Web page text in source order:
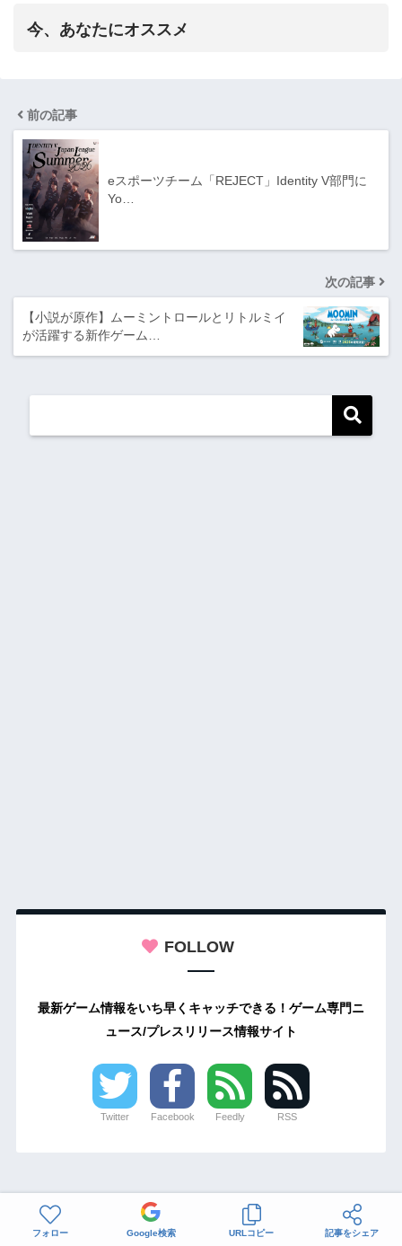
今、あなたにオススメ
前の記事
eスポーツチーム「REJECT」Identity V部門に
Yo…
次の記事
【小説が原作】ムーミントロールとリトルミイ
が活躍する新作ゲーム…
FOLLOW
最新ゲーム情報をいち早くキャッチできる！ゲーム専門ニ
ュース/プレスリリース情報サイト
Twitter Facebook Feedly RSS
フォロー Google検索 URLコピー 記事をシェア